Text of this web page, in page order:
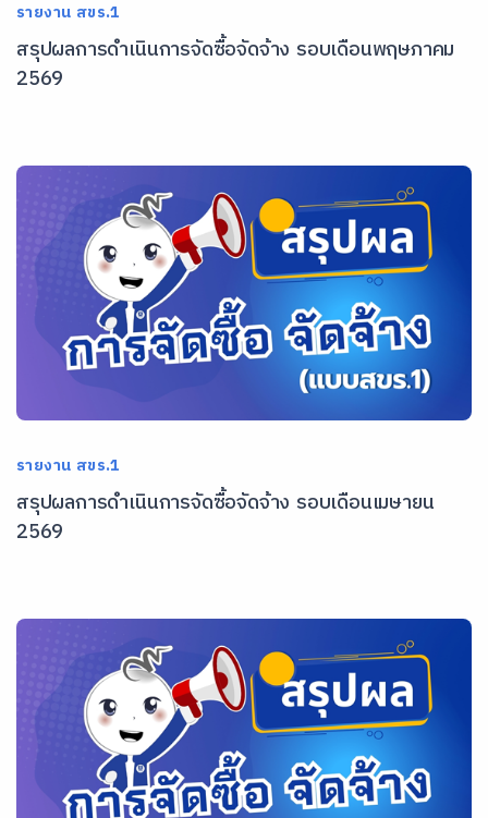
รายงาน สขร.1
สรุปผลการดำเนินการจัดซื้อจัดจ้าง รอบเดือนพฤษภาคม
2569
รายงาน สขร.1
สรุปผลการดำเนินการจัดซื้อจัดจ้าง รอบเดือนเมษายน
2569